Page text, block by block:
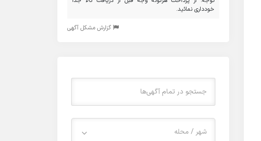
خودداری نمائید.
گزارش مشکل آگهی
شهر / محله